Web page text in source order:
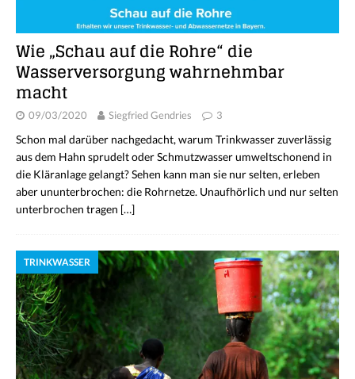
Wie „Schau auf die Rohre“ die
Wasserversorgung wahrnehmbar
macht
09/03/2020 Siegfried Gendries 3
Schon mal darüber nachgedacht, warum Trinkwasser zuverlässig
aus dem Hahn sprudelt oder Schmutzwasser umweltschonend in
die Kläranlage gelangt? Sehen kann man sie nur selten, erleben
aber ununterbrochen: die Rohrnetze. Unaufhörlich und nur selten
unterbrochen tragen […]
TRINKWASSER